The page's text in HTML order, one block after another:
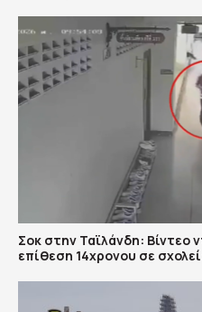
Σοκ στην Ταϊλάνδη: Βίντεο
επίθεση 14χρονου σε